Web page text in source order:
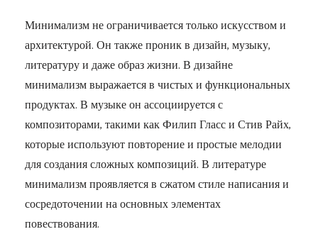
Минимализм не ограничивается только искусством и
архитектурой. Он также проник в дизайн, музыку,
литературу и даже образ жизни. В дизайне
минимализм выражается в чистых и функциональных
продуктах. В музыке он ассоциируется с
композиторами, такими как Филип Гласс и Стив Райх,
которые используют повторение и простые мелодии
для создания сложных композиций. В литературе
минимализм проявляется в сжатом стиле написания и
сосредоточении на основных элементах
повествования.